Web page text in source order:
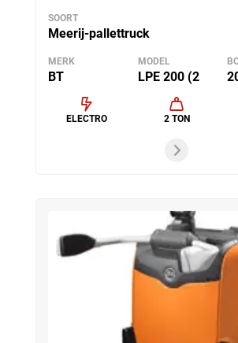
SOORT
Meerij-pallettruck
MERK
BT
MODEL
LPE 200 (2
ELECTRO 2 TON